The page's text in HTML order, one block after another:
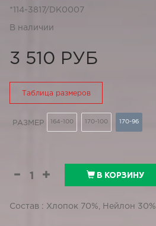
*114-3817/DK0007
В наличии
3 510 РУБ
Таблица размеров
РАЗМЕР 164-100 170-100 170-96
В КОРЗИНУ
Состав : Хлопок 70%, Нейлон 30%